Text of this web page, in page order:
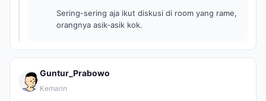
Sering-sering aja ikut diskusi di room yang rame,
orangnya asik-asik kok.
Guntur_Prabowo
Kemarin